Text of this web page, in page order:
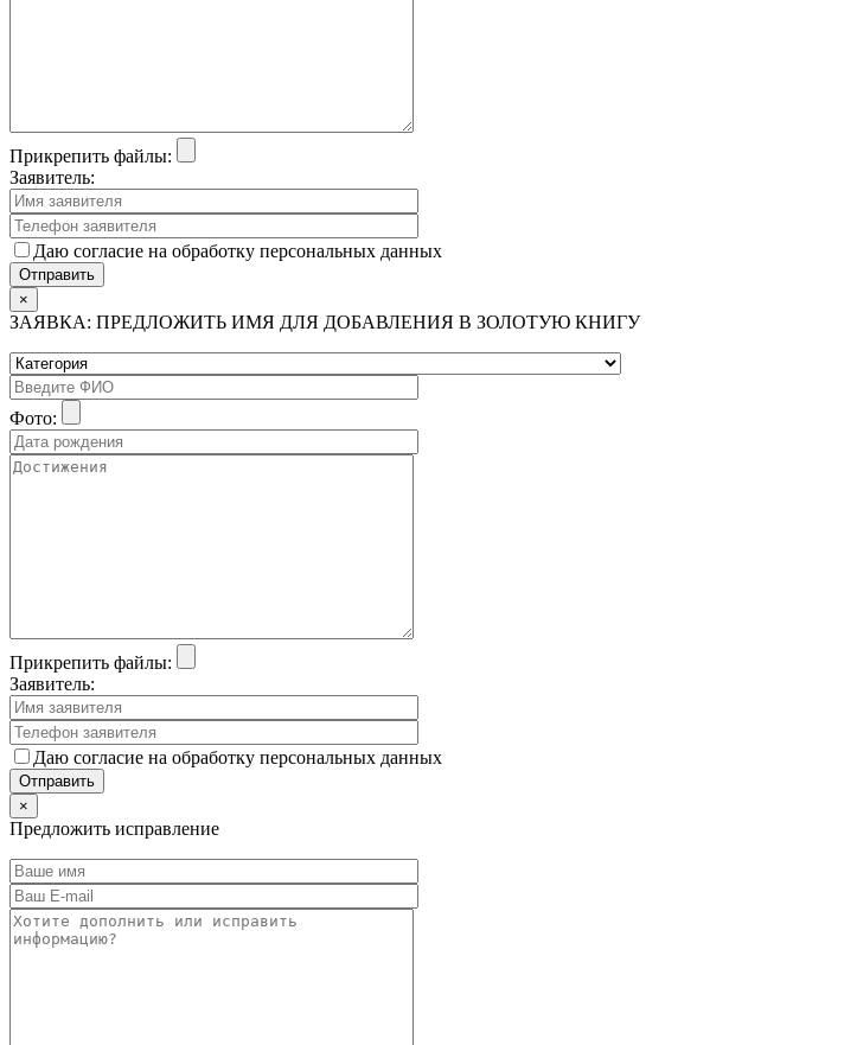
Прикрепить файлы:
Заявитель:
Даю согласие на обработку персональных данных
×
ЗАЯВКА: ПРЕДЛОЖИТЬ ИМЯ ДЛЯ ДОБАВЛЕНИЯ В ЗОЛОТУЮ КНИГУ
Фото:
Прикрепить файлы:
Заявитель:
Даю согласие на обработку персональных данных
×
Предложить исправление